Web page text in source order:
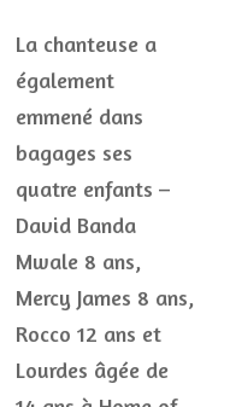
La chanteuse a
également
emmené dans
bagages ses
quatre enfants –
David Banda
Mwale 8 ans,
Mercy James 8 ans,
Rocco 12 ans et
Lourdes âgée de